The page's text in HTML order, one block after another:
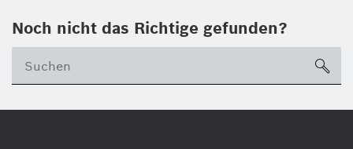
Noch nicht das Richtige gefunden?